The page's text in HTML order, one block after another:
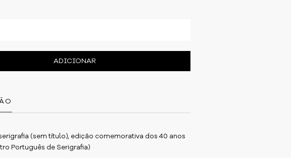
ADICIONAR
(sem título), edição comemorativa dos 40 anos
Português de Serigrafia)